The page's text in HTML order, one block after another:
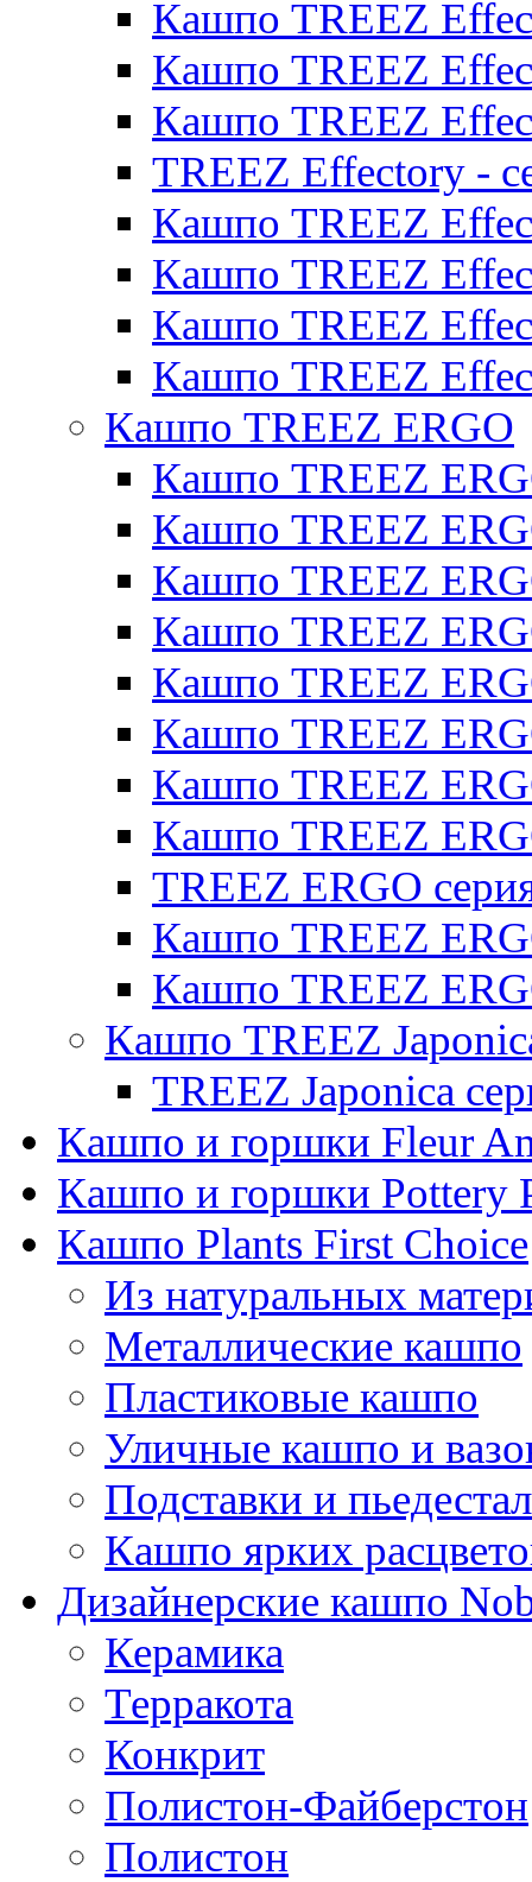
Кашпо TREEZ
Кашпо TREEZ
Кашпо TREEZ
TREEZ Effectory -
Кашпо TREEZ
Кашпо TREEZ
Кашпо TREEZ
Кашпо TREEZ
Кашпо TREEZ ERGO
Кашпо TREEZ
Кашпо TREEZ
Кашпо TREEZ
Кашпо TREEZ
Кашпо TREEZ
Кашпо TREEZ
Кашпо TREEZ
Кашпо TREEZ
TREEZ ERGO
Кашпо TREEZ
Кашпо TREEZ
Кашпо TREEZ
TREEZ Japonica
Кашпо и горшки Fleur
Кашпо и горшки Pottery
Кашпо Plants First Choice
Из натуральных
Металлические кашпо
Пластиковые кашпо
Уличные кашпо и
Подставки и
Кашпо ярких
Дизайнерские кашпо
Керамика
Терракота
Конкрит
Полистон-Файберстон
Полистон